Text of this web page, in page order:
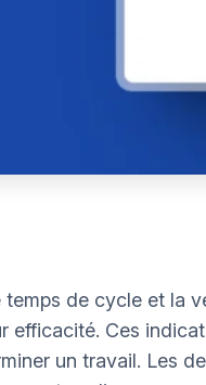
de cycle et la
efficacité. Ces
un travail. Les